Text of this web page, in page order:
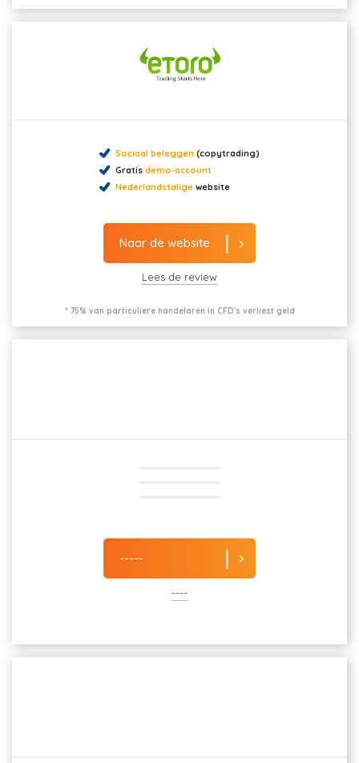
Sociaal beleggen (copytrading)
Gratis demo-account
Nederlandstalige website
Naar de website
Lees de review
* 75% van particuliere handelaren in CFD's verliest geld
-----
----